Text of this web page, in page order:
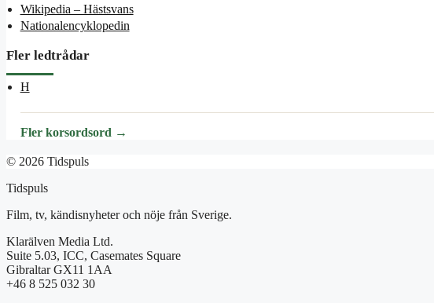
Wikipedia – Hästsvans
Nationalencyklopedin
Fler ledtrådar
H
Fler korsordsord →
© 2026 Tidspuls
Tidspuls
Film, tv, kändisnyheter och nöje från Sverige.
Klarälven Media Ltd.
Suite 5.03, ICC, Casemates Square
Gibraltar GX11 1AA
+46 8 525 032 30